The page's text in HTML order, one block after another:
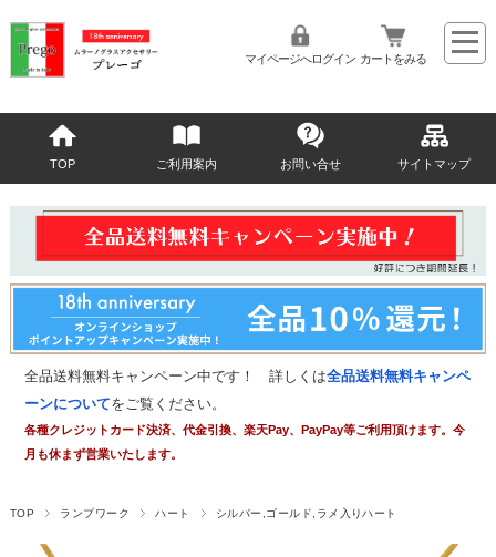
マイページへログイン カートをみる
TOP ご利用案内 お問い合せ サイトマップ
全品送料無料キャンペーン中です！ 詳しくは全品送料無料キャンペ
ーンについてをご覧ください。
各種クレジットカード決済、代金引換、楽天Pay、PayPay等ご利用頂けます。今
月も休まず営業いたします。
TOP ランプワーク ハート シルバー,ゴールド,ラメ入りハート